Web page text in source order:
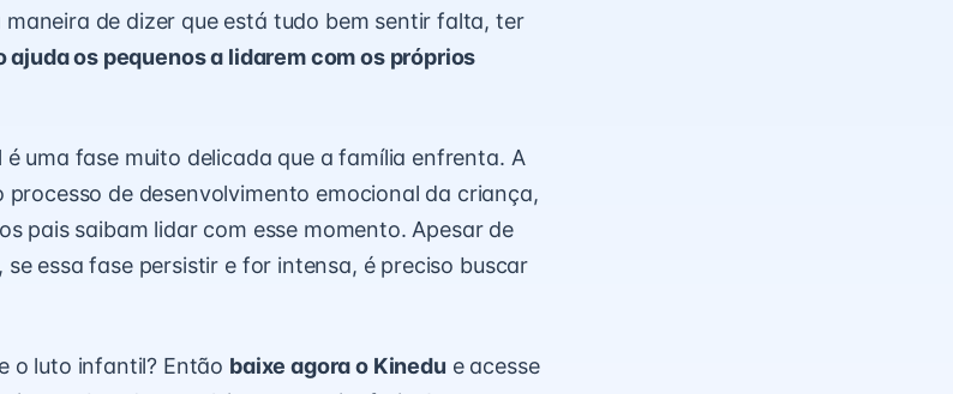
de dizer que está tudo bem sentir falta, ter
ajuda os pequenos a lidarem com os próprios
uma fase muito delicada que a família enfrenta. A
de desenvolvimento emocional da criança,
pais saibam lidar com esse momento. Apesar de
essa fase persistir e for intensa, é preciso buscar
o luto infantil? Então baixe agora o Kinedu e acesse